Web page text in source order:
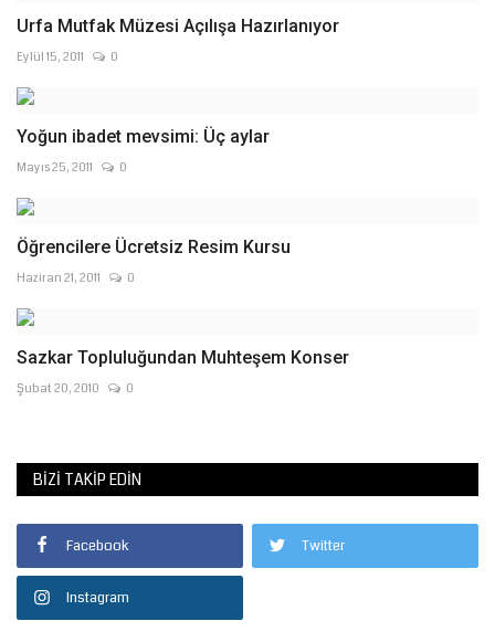
Urfa Mutfak Müzesi Açılışa Hazırlanıyor
Eylül 15, 2011 0
Yoğun ibadet mevsimi: Üç aylar
Mayıs 25, 2011 0
Öğrencilere Ücretsiz Resim Kursu
Haziran 21, 2011 0
Sazkar Topluluğundan Muhteşem Konser
Şubat 20, 2010 0
BIZI TAKIP EDIN
Facebook Twitter
Instagram